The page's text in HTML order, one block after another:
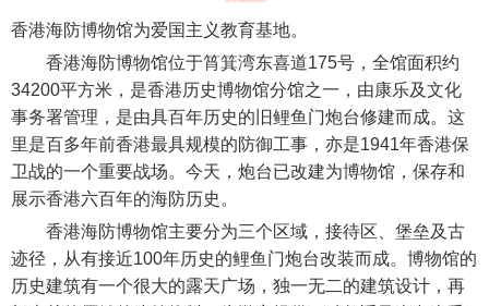
香港海防博物馆为爱国主义教育基地。
香港海防博物馆位于筲箕湾东喜道175号，全馆面积约
34200平方米，是香港历史博物馆分馆之一，由康乐及文化
事务署管理，是由具百年历史的旧鲤鱼门炮台修建而成。这
里是百多年前香港最具规模的防御工事，亦是1941年香港保
卫战的一个重要战场。今天，炮台已改建为博物馆，保存和
展示香港六百年的海防历史。
香港海防博物馆主要分为三个区域，接待区、堡垒及古
迹径，从有接近100年历史的鲤鱼门炮台改装而成。博物馆的
历史建筑有一个很大的露天广场，独一无二的建筑设计，再